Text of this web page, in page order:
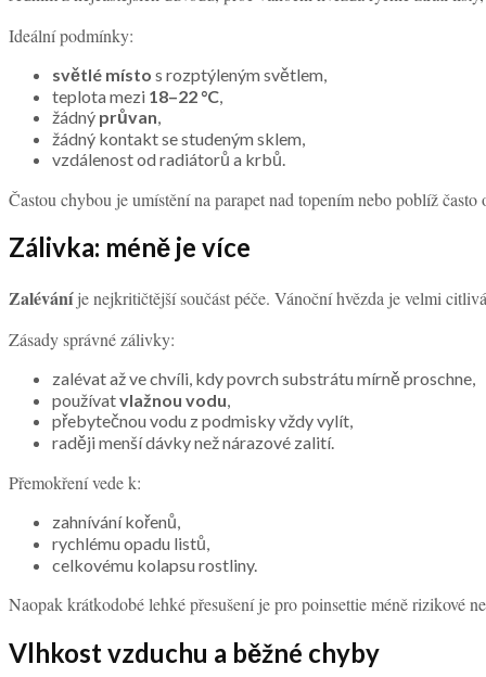
Ideální podmínky:
světlé místo s rozptýleným světlem,
teplota mezi 18–22 °C
žádný průvan
žádný kontakt se studeným sklem,
vzdálenost od radiátorů a krbů.
Častou chybou je umístění na parapet nad topením nebo poblíž
Zálivka: méně je více
Zaléváníje nejkritičtější součást péče. Vánoční hvězda je velmi
Zásady správné zálivky:
zalévat až ve chvíli, kdy povrch substrátu mírně proschne,
používatvlažnou vodu,
přebytečnou vodu z podmisky vždy vylít,
raději menší dávky než nárazové zalití.
Přemokření vede k:
zahnívání kořenů,
rychlému opadu listů,
celkovému kolapsu rostliny.
Naopak krátkodobé lehké přesušení je pro poinsettie méně rizikové
Vlhkost vzduchu a běžné chyby